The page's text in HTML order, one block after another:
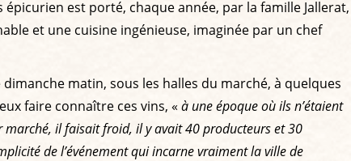
est porté, chaque année, par la famille Jallerat,
et une cuisine ingénieuse, imaginée par un chef
matin, sous les halles du marché, à quelques
faire connaître ces vins, «à une époque où ils n’étaient
marché, il faisait froid, il y avait 40 producteurs et 30
de l’événement qui incarne vraiment la ville de